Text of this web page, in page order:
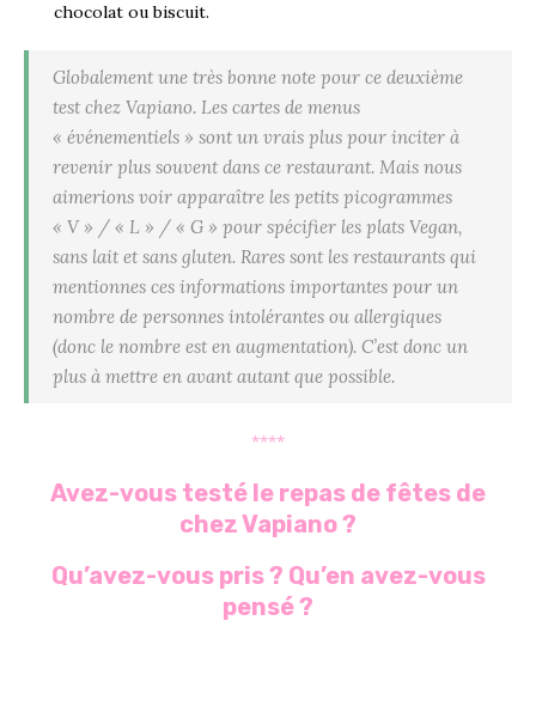
chocolat ou biscuit.
Globalement une très bonne note pour ce deuxième
test chez Vapiano. Les cartes de menus
« événementiels » sont un vrais plus pour inciter à
revenir plus souvent dans ce restaurant. Mais nous
aimerions voir apparaître les petits picogrammes
« V » / « L » / « G » pour spécifier les plats Vegan,
sans lait et sans gluten. Rares sont les restaurants qui
mentionnes ces informations importantes pour un
nombre de personnes intolérantes ou allergiques
(donc le nombre est en augmentation). C’est donc un
plus à mettre en avant autant que possible.
****
Avez-vous testé le repas de fêtes de
chez Vapiano ?
Qu’avez-vous pris ? Qu’en avez-vous
pensé ?